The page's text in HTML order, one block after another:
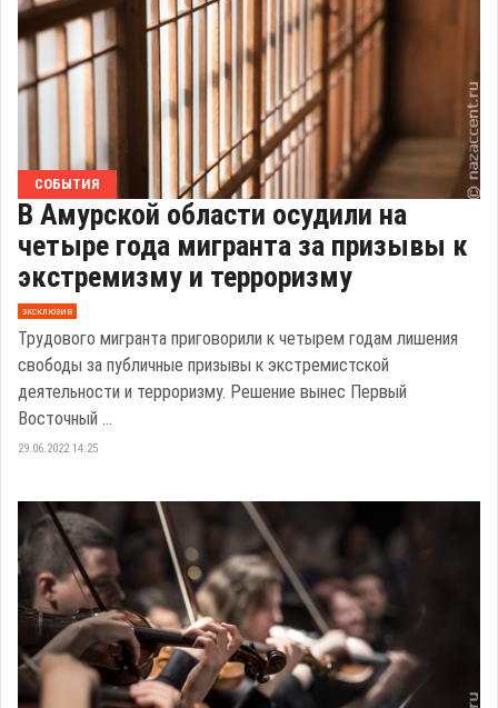
СОБЫТИЯ
В Амурской области осудили на
четыре года мигранта за призывы к
экстремизму и терроризму
эксклюзив
Трудового мигранта приговорили к четырем годам лишения
свободы за публичные призывы к экстремистской
деятельности и терроризму. Решение вынес Первый
Восточный ...
29.06.2022 14:25